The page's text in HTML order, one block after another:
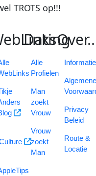
TROTS op!!!
ebLinks
Dating
Alle
Profielen
Man
zoekt
Vrouw
Vrouw
zoekt
Man
Over..
Informatie
Privacy
Beleid
Route &
Locatie